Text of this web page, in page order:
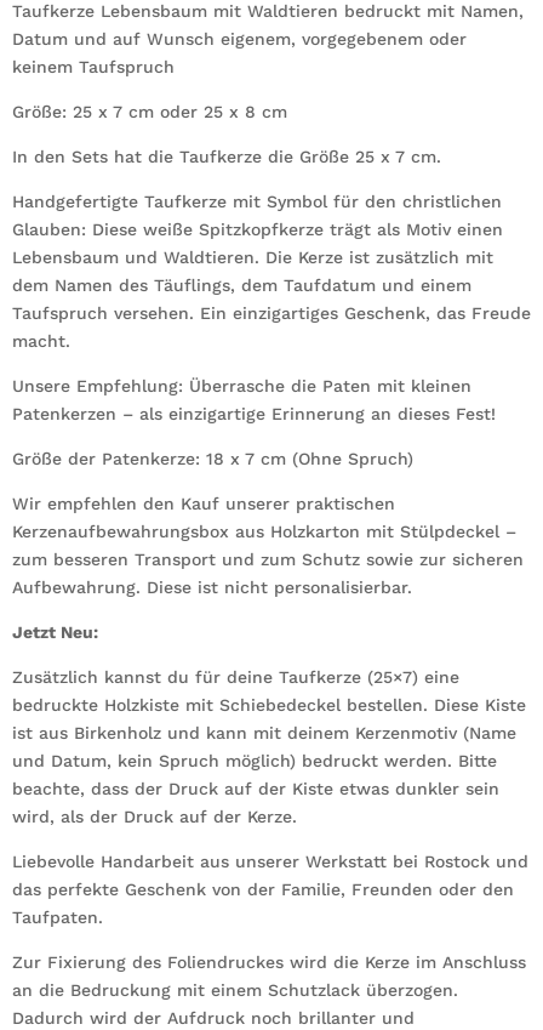
individualisierbar
Menge
Taufkerze Lebensbaum mit Waldtieren bedruckt mit Namen,
Datum und auf Wunsch eigenem, vorgegebenem oder
keinem Taufspruch
Größe: 25 x 7 cm oder 25 x 8 cm
In den Sets hat die Taufkerze die Größe 25 x 7 cm.
Handgefertigte Taufkerze mit Symbol für den christlichen
Glauben: Diese weiße Spitzkopfkerze trägt als Motiv einen
Lebensbaum und Waldtieren. Die Kerze ist zusätzlich mit
dem Namen des Täuflings, dem Taufdatum und einem
Taufspruch versehen. Ein einzigartiges Geschenk, das Freude
macht.
Unsere Empfehlung: Überrasche die Paten mit kleinen
Patenkerzen – als einzigartige Erinnerung an dieses Fest!
Größe der Patenkerze: 18 x 7 cm (Ohne Spruch)
Wir empfehlen den Kauf unserer praktischen
Kerzenaufbewahrungsbox aus Holzkarton mit Stülpdeckel –
zum besseren Transport und zum Schutz sowie zur sicheren
Aufbewahrung. Diese ist nicht personalisierbar.
Jetzt Neu:
Zusätzlich kannst du für deine Taufkerze (25×7) eine
bedruckte Holzkiste mit Schiebedeckel bestellen. Diese Kiste
ist aus Birkenholz und kann mit deinem Kerzenmotiv (Name
und Datum, kein Spruch möglich) bedruckt werden. Bitte
beachte, dass der Druck auf der Kiste etwas dunkler sein
wird, als der Druck auf der Kerze.
Liebevolle Handarbeit aus unserer Werkstatt bei Rostock und
das perfekte Geschenk von der Familie, Freunden oder den
Taufpaten.
Zur Fixierung des Foliendruckes wird die Kerze im Anschluss
an die Bedruckung mit einem Schutzlack überzogen.
Dadurch wird der Aufdruck noch brillanter und